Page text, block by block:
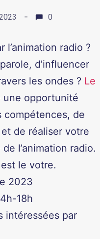
0
l’animation radio ?
d’influencer
les ondes ? Le
une opportunité
compétences, de
de réaliser votre
l’animation radio.
le votre.
2023
18h
intéressées par